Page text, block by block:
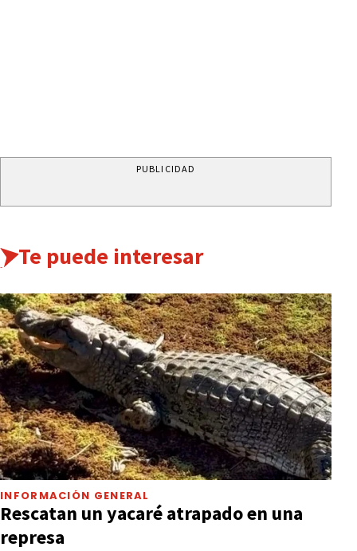
PUBLICIDAD
Te puede interesar
INFORMACIÓN GENERAL
Rescatan un yacaré atrapado en una
represa